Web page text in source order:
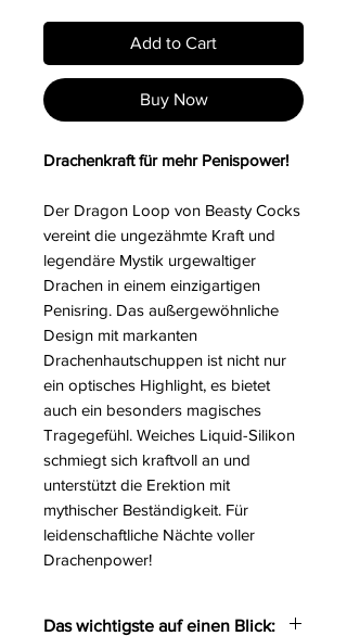
Add to Cart
Buy Now
Drachenkraft für mehr Penispower!
Der Dragon Loop von Beasty Cocks
vereint die ungezähmte Kraft und
legendäre Mystik urgewaltiger
Drachen in einem einzigartigen
Penisring. Das außergewöhnliche
Design mit markanten
Drachenhautschuppen ist nicht nur
ein optisches Highlight, es bietet
auch ein besonders magisches
Tragegefühl. Weiches Liquid-Silikon
schmiegt sich kraftvoll an und
unterstützt die Erektion mit
mythischer Beständigkeit. Für
leidenschaftliche Nächte voller
Drachenpower!
Das wichtigste auf einen Blick: